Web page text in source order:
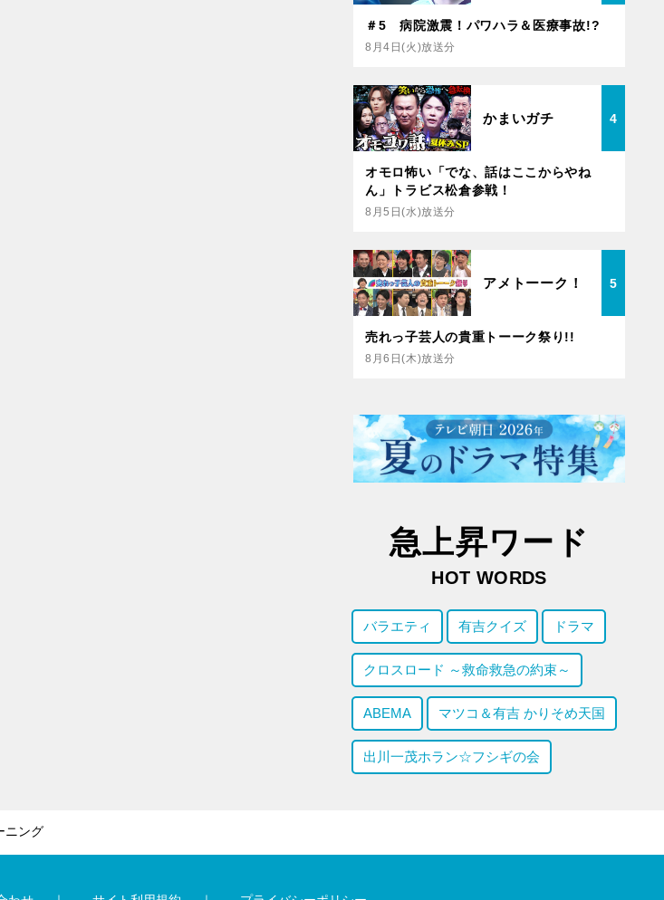
＃5 病院激震！パワハラ＆医療事故!?
8月4日(火)放送分
かまいガチ 4
オモロ怖い「でな、話はここからやね
ん」トラビス松倉参戦！
8月5日(水)放送分
アメトーーク！ 5
売れっ子芸人の貴重トーーク祭り!!
8月6日(木)放送分
急上昇ワード
HOT WORDS
バラエティ 有吉クイズ ドラマ
クロスロード ～救命救急の約束～
ABEMA マツコ＆有吉 かりそめ天国
出川一茂ホラン☆フシギの会
ニング